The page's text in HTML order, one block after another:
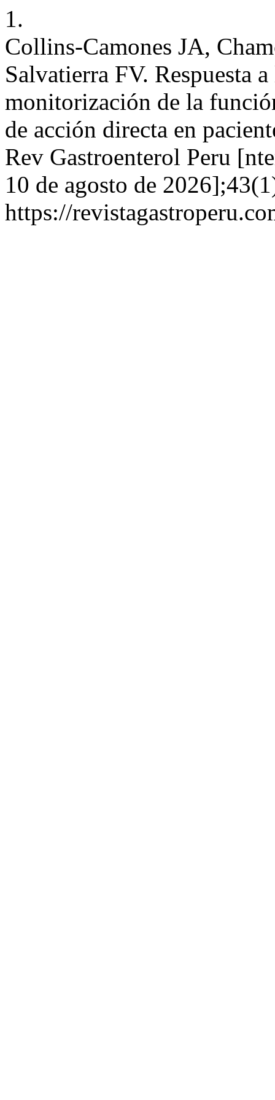
1.
Collins-Camones JA,
Salvatierra FV. Respuesta
monitorización de la
de acción directa en
Rev Gastroenterol Peru
10 de agosto de
https://